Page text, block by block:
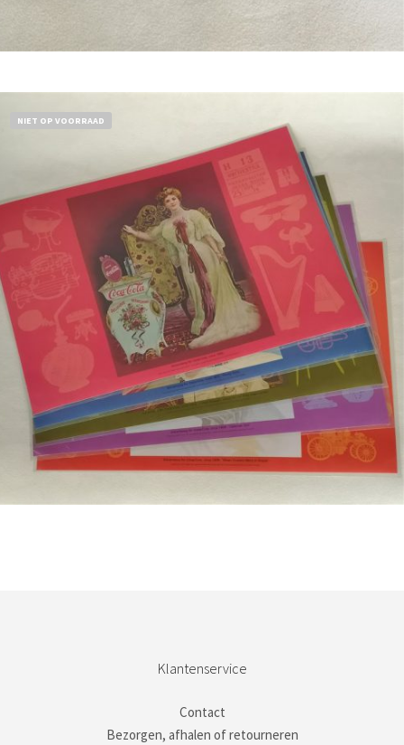
NIET OP VOORRAAD
Klantenservice
Contact
Bezorgen, afhalen of retourneren